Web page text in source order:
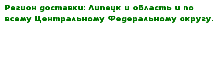
Регион доставки: Липецк и область и по
всему Центральному Федеральному округу.